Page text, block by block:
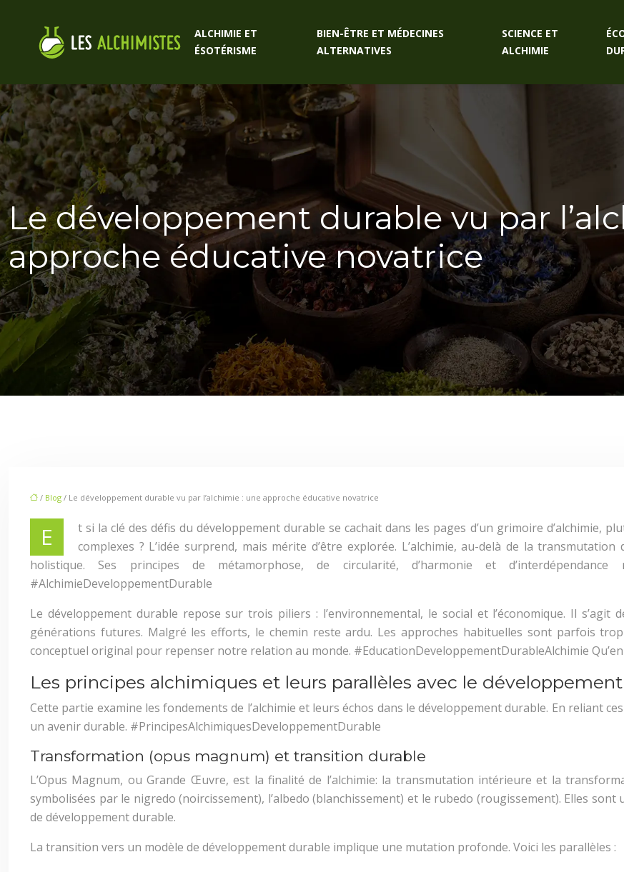
ALCHIMIE ET
ÉSOTÉRISME
BIEN-ÊTRE ET MÉDECINES
ALTERNATIVES
SCIENCE ET
ALCHIMIE
Le développement durable vu par
approche éducative novatrice
/ Blog / Le développement durable vu par l’alchimie : une approche éducative novatrice
E
t si la clé des défis du développement durable se cachait dans les pages d’un grimoire d’alchimie,
complexes ? L’idée surprend, mais mérite d’être explorée. L’alchimie, au-delà de la
holistique. Ses principes de métamorphose, de circularité, d’harmonie et
#AlchimieDeveloppementDurable
Le développement durable repose sur trois piliers : l’environnemental, le social et l’économique. Il
générations futures. Malgré les efforts, le chemin reste ardu. Les approches habituelles sont parfois
conceptuel original pour repenser notre relation au monde. #EducationDeveloppementDurableAlchimie
Les principes alchimiques et leurs parallèles avec le
Cette partie examine les fondements de l’alchimie et leurs échos dans le développement durable. En reliant
un avenir durable. #PrincipesAlchimiquesDeveloppementDurable
Transformation (opus magnum) et transition durable
L’Opus Magnum, ou Grande Œuvre, est la finalité de l’alchimie: la transmutation intérieure et la
symbolisées par le nigredo (noircissement), l’albedo (blanchissement) et le rubedo (rougissement). Elles
de développement durable.
La transition vers un modèle de développement durable implique une mutation profonde. Voici les parallèles :